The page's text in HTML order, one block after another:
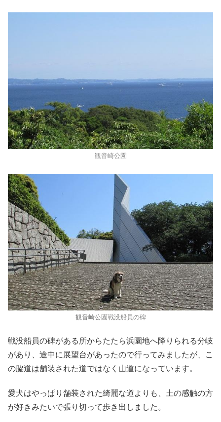
観音崎公園
観音崎公園戦没船員の碑
戦没船員の碑がある所からたたら浜園地へ降りられる分岐
があり、途中に展望台があったので行ってみましたが、こ
の脇道は舗装された道ではなく山道になっています。
愛犬はやっぱり舗装された綺麗な道よりも、土の感触の方
が好きみたいで張り切って歩き出しました。